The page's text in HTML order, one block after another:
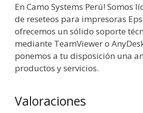
En Camo Systems Perú! Somos
de reseteos para impresoras
ofrecemos un sólido soporte
mediante TeamViewer o
ponemos a tu disposición una
productos y servicios.
Valoraciones